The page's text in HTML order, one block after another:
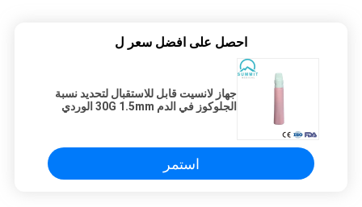
احصل على افضل سعر ل
جهاز لانسيت قابل للاستقبال لتحديد نسبة
الجلوكوز في الدم 30G 1.5mm الوردي
استمر